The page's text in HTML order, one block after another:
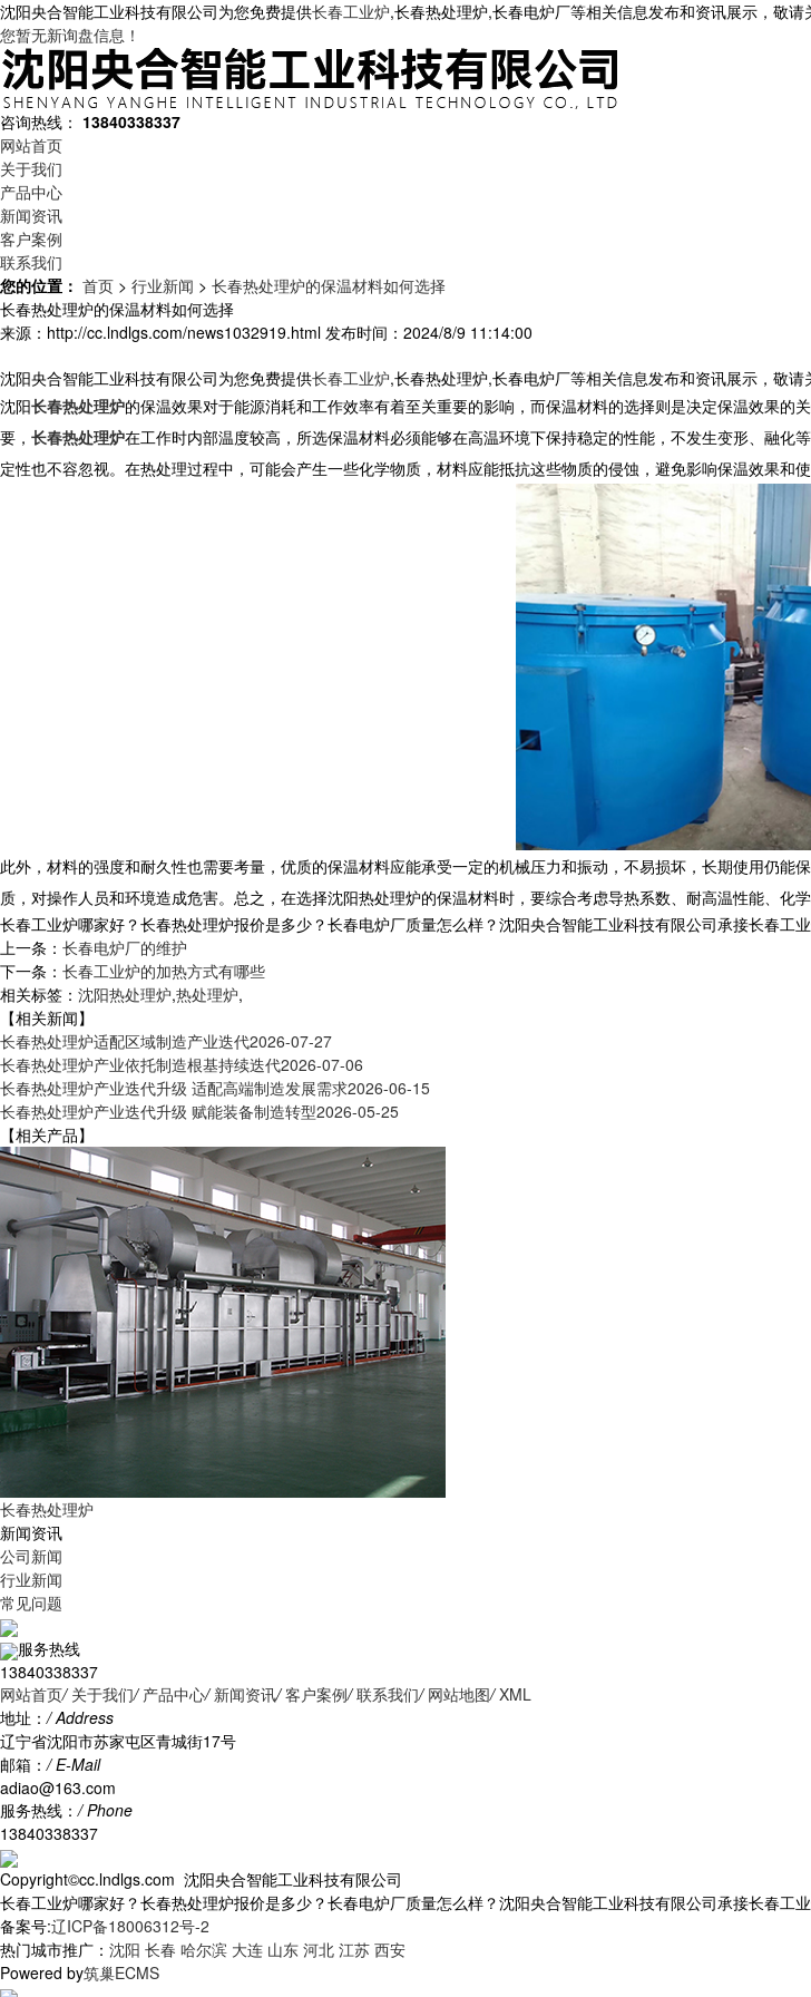
沈阳央合智能工业科技有限公司为您免费提供长春工业炉,长春热处理炉,长春电炉厂等相关信息发布和资讯展示，敬请
您暂无新询盘信息！
咨询热线： 13840338337
网站首页
关于我们
产品中心
新闻资讯
客户案例
联系我们
您的位置： 首页 > 行业新闻 > 长春热处理炉的保温材料如何选择
长春热处理炉的保温材料如何选择
来源：http://cc.lndlgs.com/news1032919.html 发布时间：2024/8/9 11:14:00
沈阳央合智能工业科技有限公司为您免费提供长春工业炉,长春热处理炉,长春电炉厂等相关信息发布和资讯展示，敬请
沈阳长春热处理炉的保温效果对于能源消耗和工作效率有着至关重要的影响，而保温材料的选择则是决定保温效果
要， 长春热处理炉在工作时内部温度较高，所选保温材料必须能够在高温环境下保持稳定的性能，不发生变形、融
定性也不容忽视。在热处理过程中，可能会产生一些化学物质，材料应能抵抗这些物质的侵蚀，避免影响保温效果和使
此外，材料的强度和耐久性也需要考量，优质的保温材料应能承受一定的机械压力和振动，不易损坏，长期使用仍
质，对操作人员和环境造成危害。总之，在选择沈阳热处理炉的保温材料时，要综合考虑导热系数、耐高温性能、化
长春工业炉哪家好？长春热处理炉报价是多少？长春电炉厂质量怎么样？沈阳央合智能工业科技有限公司承接长春工
上一条： 长春电炉厂的维护
下一条： 长春工业炉的加热方式有哪些
相关标签： 沈阳热处理炉,热处理炉,
【相关新闻】
长春热处理炉适配区域制造产业迭代2026-07-27
长春热处理炉产业依托制造根基持续迭代2026-07-06
长春热处理炉产业迭代升级 适配高端制造发展需求2026-06-15
长春热处理炉产业迭代升级 赋能装备制造转型2026-05-25
【相关产品】
长春热处理炉
新闻资讯
公司新闻
行业新闻
常见问题
服务热线
13840338337
网站首页/ 关于我们/ 产品中心/ 新闻资讯/ 客户案例/ 联系我们/ 网站地图/ XML
地址：/ Address
辽宁省沈阳市苏家屯区青城街17号
邮箱：/ E-Mail
adiao@163.com
服务热线：/ Phone
13840338337
Copyright©cc.lndlgs.com 沈阳央合智能工业科技有限公司
长春工业炉哪家好？长春热处理炉报价是多少？长春电炉厂质量怎么样？沈阳央合智能工业科技有限公司承接长春工
备案号:辽ICP备18006312号-2
热门城市推广： 沈阳 长春 哈尔滨 大连 山东 河北 江苏 西安
Powered by筑巢ECMS